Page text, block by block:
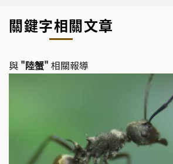
y
Li
k o
關鍵字相關文章
與 "陸蟹" 相關報導